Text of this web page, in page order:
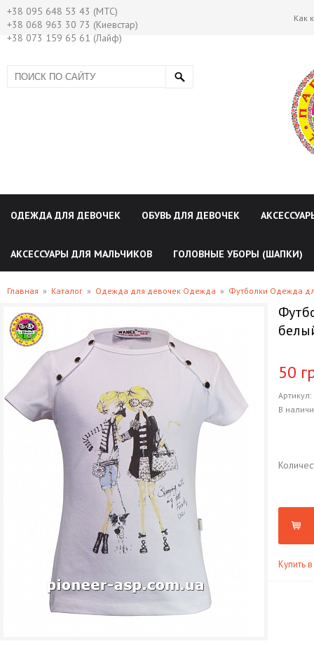
+38 095 648 53 43 (МТС)
+38 068 963 30 73 (Киевстар)
+38 073 159 65 61 (Лайф)
Как
ОДЕЖДА ДЛЯ ДЕВОЧЕК ОБУВЬ ДЛЯ ДЕВОЧЕК
АКСЕССУАРЫ ДЛЯ МАЛЬЧИКОВ ГОЛОВНЫЕ УБОРЫ (ШАПКИ)
Главная » Каталог » Одежда для девочек Одежда » Футболки Одежда
50
Артикул:
В
Купить